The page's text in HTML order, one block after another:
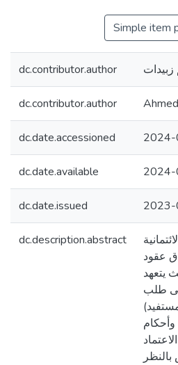
Simple item
dc.contributor.author
dc.contributor.author
dc.date.accessioned 2024-
dc.date.available 2024-
dc.date.issued
dc.description.abstract
عقود
يتعهد
طلب